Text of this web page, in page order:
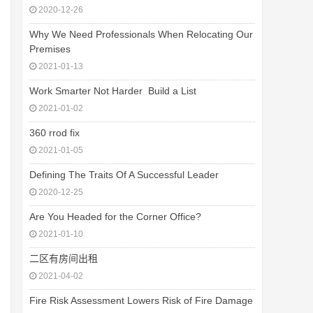
2020-12-26
Why We Need Professionals When Relocating Our
Premises
2021-01-13
Work Smarter Not Harder  Build a List
2021-01-02
360 rrod fix
2021-01-05
Defining The Traits Of A Successful Leader
2020-12-25
Are You Headed for the Corner Office?
2021-01-10
二区有房间出租
2021-04-02
Fire Risk Assessment Lowers Risk of Fire Damage